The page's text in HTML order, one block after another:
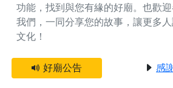
功能，找到與您有緣的好廟。 也歡
我們，一同分享您的故事，讓更多
文化！
好廟公告 感